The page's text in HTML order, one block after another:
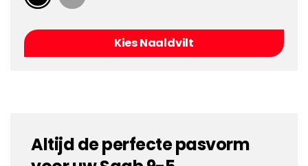
Kies Naaldvilt
Altijd de perfecte pasvorm